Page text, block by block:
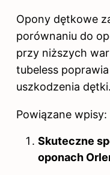
Opony dętkowe
porównaniu do
przy niższych
tubeless
uszkodzenia dętki.
Powiązane wpisy:
Skuteczne
oponach